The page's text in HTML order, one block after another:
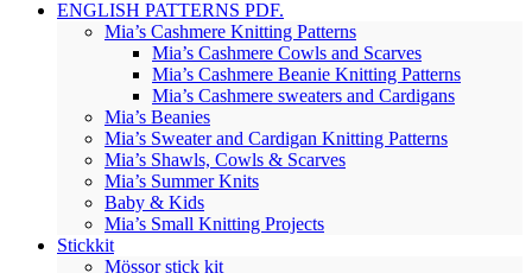
ENGLISH PATTERNS PDF.
Mia’s Cashmere Knitting Patterns
Mia’s Cashmere Cowls and Scarves
Mia’s Cashmere Beanie Knitting Patterns
Mia’s Cashmere sweaters and Cardigans
Mia’s Beanies
Mia’s Sweater and Cardigan Knitting Patterns
Mia’s Shawls, Cowls & Scarves
Mia’s Summer Knits
Baby & Kids
Mia’s Small Knitting Projects
Stickkit
Mössor stick kit